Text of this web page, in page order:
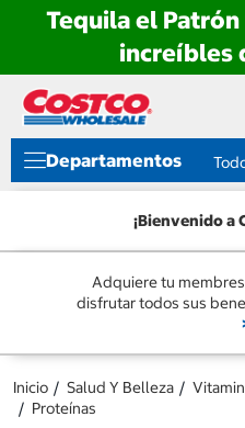
Tequila el
increíbles
directo
contenido
directo
menú
navegación
Departamentos
¡Bienvenido a
Adquiere tu
disfrutar todos sus
Inicio Salud Y Belleza
Proteínas